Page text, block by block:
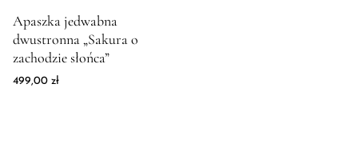
Apaszka jedwabna
dwustronna „Sakura o
zachodzie słońca”
499,00 zł